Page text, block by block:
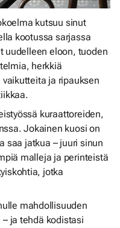
kutsuu sinut
kootussa sarjassa
uudelleen eloon, tuoden
herkkiä
ja ripauksen
kuraattoreiden,
Jokainen kuosi on
saa jatkua – juuri sinun
malleja ja perinteistä
jotka
mahdollisuuden
ja tehdä kodistasi